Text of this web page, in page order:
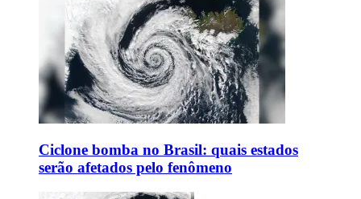
Ciclone bomba no Brasil: quais estados
serão afetados pelo fenômeno